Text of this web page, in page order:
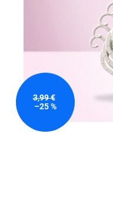
3,99 €
–25 %